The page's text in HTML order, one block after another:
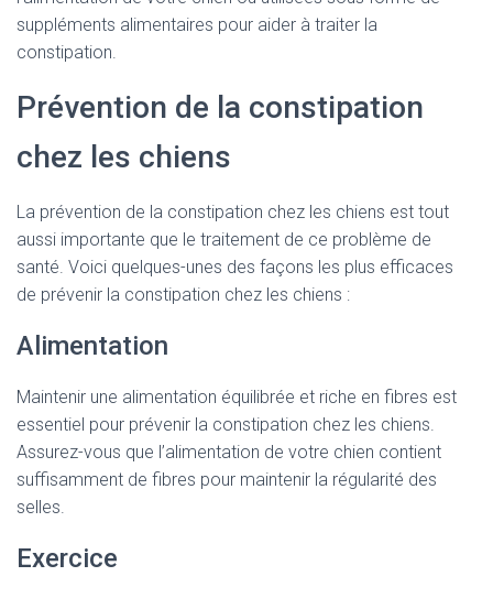
suppléments alimentaires pour aider à traiter la
constipation.
Prévention de la constipation
chez les chiens
La prévention de la constipation chez les chiens est tout
aussi importante que le traitement de ce problème de
santé. Voici quelques-unes des façons les plus efficaces
de prévenir la constipation chez les chiens :
Alimentation
Maintenir une alimentation équilibrée et riche en fibres est
essentiel pour prévenir la constipation chez les chiens.
Assurez-vous que l’alimentation de votre chien contient
suffisamment de fibres pour maintenir la régularité des
selles.
Exercice